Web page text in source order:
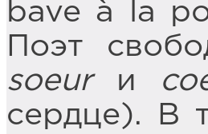
bave à la
Поэт
soeurи
сердце). В